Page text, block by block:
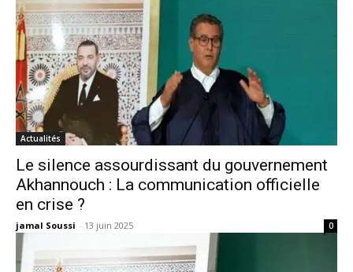
Actualités
Le silence assourdissant du gouvernement
Akhannouch : La communication officielle
en crise ?
jamal Soussi - 13 juin 2025 0